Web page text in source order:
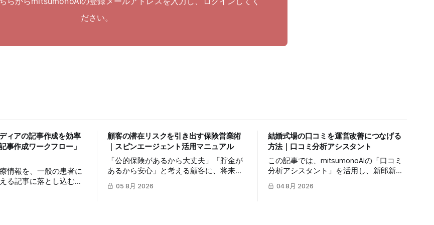
ださい。
ィアの記事作成を効率
事作成ワークフロー」
情報を、一般の患者に
る記事に落とし込むに
要します。この記事で
の「ブログ記事作成ワ
顧客の潜在リスクを引き出す保険営業術
｜スピンエージェント活用マニュアル
「公的保険があるから大丈夫」「貯金が
あるから安心」と考える顧客に、将来の
リスクを自分ごととして捉えてもらうの
は簡単ではありません。この記事では、
05 8月 2026
結婚式場の口コミを運営改善につなげる
方法｜口コミ分析アシスタント
この記事では、mitsumonoAIの「口コミ
分析アシスタント」を活用し、新郎新婦
やゲストの生の声から自社の真の価値を
抽出し、来館予約率（CVR）を向上させ
04 8月 2026